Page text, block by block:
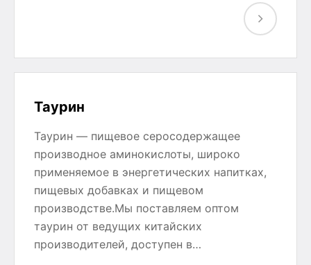
Таурин
Таурин — пищевое серосодержащее
производное аминокислоты, широко
применяемое в энергетических напитках,
пищевых добавках и пищевом
производстве.Мы поставляем оптом
таурин от ведущих китайских
производителей, доступен в…